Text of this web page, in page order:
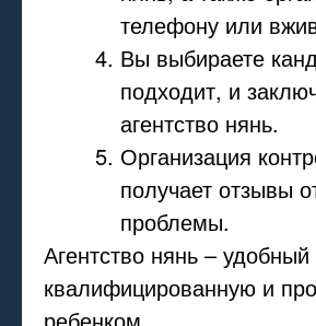
телефону или
Вы выбираете
подходит, и
агентство нянь.
Организация
получает отзывы
проблемы.
Агентство нянь –
квалифицированную и